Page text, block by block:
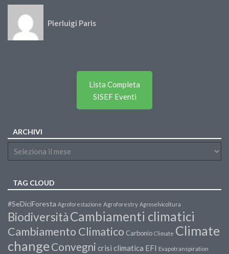
Pierluigi Paris
Lista Completa
SISEF Eventi
ARCHIVI
TAG CLOUD
#SeDiciForesta Agroforestazione Agroforestry Agroselvicoltura
BiodiversitàCambiamenti climatici
Cambiamento Climatico Carbonio Climate Climate
changeConvegni crisi climatica EFI Evapotranspiration